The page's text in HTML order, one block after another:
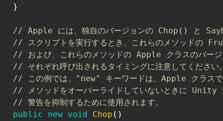
}
// Apple には、独自のバージョンの Chop() と
// スクリプトを実行するとき、これらのメソッドの
// および、これらのメソッドの Apple クラスのバージ
// それぞれ呼び出されるタイミングに注意してください。
// この例では、"new" キーワードは、Apple クラスで
// メソッドをオーバーライドしていないときに Unity
// 警告を抑制するために使用されます。
public
new void Chop ( )